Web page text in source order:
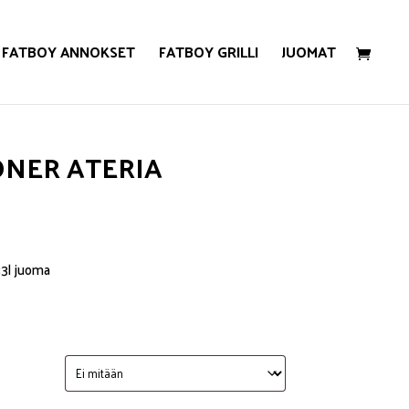
FATBOY ANNOKSET FATBOY GRILLI JUOMAT
ATERIA
juoma